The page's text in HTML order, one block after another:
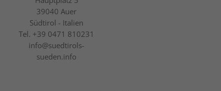
39040 Auer
Südtirol - Italien
Tel. +39 0471 810231
info@suedtirols-
sueden.info